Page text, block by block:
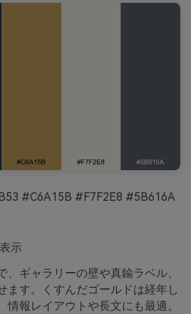
#C6A15B #F7F2E8 #5B616A
示
ギャラリーの壁や真鍮ラベル、
ます。くすんだゴールドは経年し
情報レイアウトや長文にも最適。